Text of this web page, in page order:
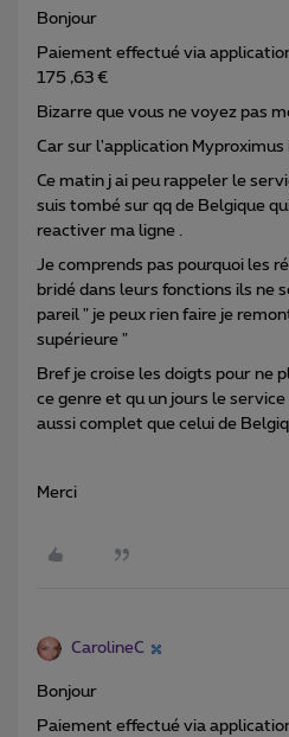
Bonjour
Paiement effectué via
175 ,63 €
Bizarre que vous ne voyez pas
Car sur l'application
Ce matin j ai peu rappeler le
suis tombé sur qq de Belgique
reactiver ma ligne .
Je comprends pas pourquoi les
bridé dans leurs fonctions ils ne
pareil " je peux rien faire je
supérieure "
Bref je croise les doigts pour ne
ce genre et qu un jours le
aussi complet que celui de
Merci
CarolineC
Bonjour
Paiement effectué via